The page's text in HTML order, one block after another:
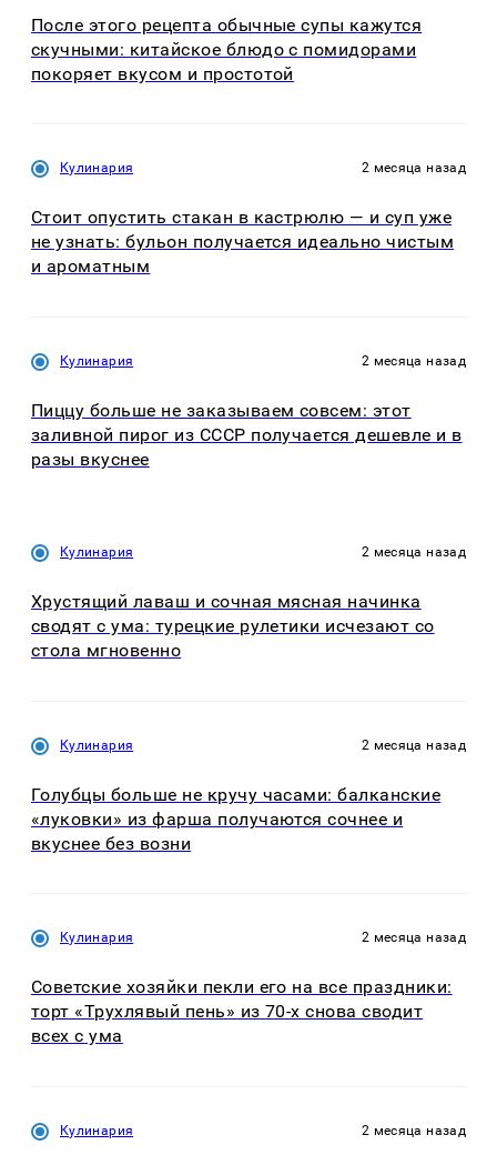
После этого рецепта обычные супы кажутся
скучными: китайское блюдо с помидорами
покоряет вкусом и простотой
Кулинария 2 месяца назад
Стоит опустить стакан в кастрюлю — и суп уже
не узнать: бульон получается идеально чистым
и ароматным
Кулинария 2 месяца назад
Пиццу больше не заказываем совсем: этот
заливной пирог из СССР получается дешевле и в
разы вкуснее
Кулинария 2 месяца назад
Хрустящий лаваш и сочная мясная начинка
сводят с ума: турецкие рулетики исчезают со
стола мгновенно
Кулинария 2 месяца назад
Голубцы больше не кручу часами: балканские
«луковки» из фарша получаются сочнее и
вкуснее без возни
Кулинария 2 месяца назад
Советские хозяйки пекли его на все праздники:
торт «Трухлявый пень» из 70-х снова сводит
всех с ума
Кулинария 2 месяца назад